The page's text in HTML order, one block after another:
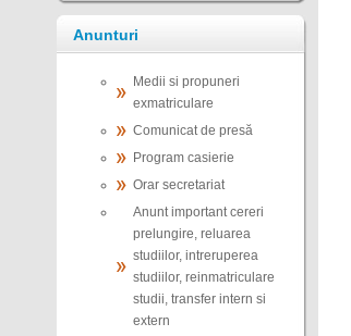
Anunturi
Medii si propuneri
exmatriculare
Comunicat de presă
Program casierie
Orar secretariat
Anunt important cereri
prelungire, reluarea
studiilor, intreruperea
studiilor, reinmatriculare
studii, transfer intern si
extern